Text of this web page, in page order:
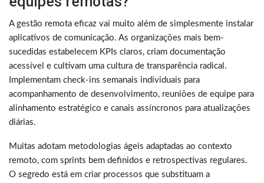
A gestão remota eficaz vai muito além de simplesmente instalar
aplicativos de comunicação. As organizações mais bem-
sucedidas estabelecem KPIs claros, criam documentação
acessível e cultivam uma cultura de transparência radical.
Implementam check-ins semanais individuais para
acompanhamento de desenvolvimento, reuniões de equipe para
alinhamento estratégico e canais assíncronos para atualizações
diárias.
Muitas adotam metodologias ágeis adaptadas ao contexto
remoto, com sprints bem definidos e retrospectivas regulares.
O segredo está em criar processos que substituam a